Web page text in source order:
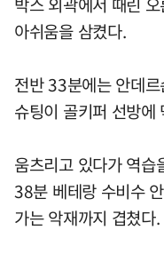
아쉬움을 삼켰다.
전반 33분에는 안데
슈팅이 골키퍼 선방에
움츠리고 있다가 역습
38분 베테랑 수비수
가는 악재까지 겹쳤다.